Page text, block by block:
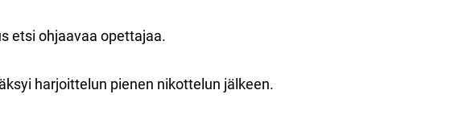
etsi ohjaavaa opettajaa.
harjoittelun pienen nikottelun jälkeen.